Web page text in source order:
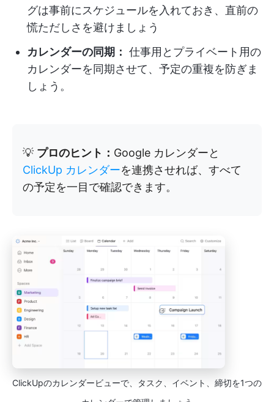
グは事前にスケジュールを入れておき、直前の
慌ただしさを避けましょう
カレンダーの同期： 仕事用とプライベート用の
カレンダーを同期させて、予定の重複を防ぎま
しょう。
💡 プロのヒント： Google カレンダーと
ClickUp カレンダーを連携させれば、すべて
の予定を一目で確認できます。
ClickUpのカレンダービューで、タスク、イベント、締切を1つの